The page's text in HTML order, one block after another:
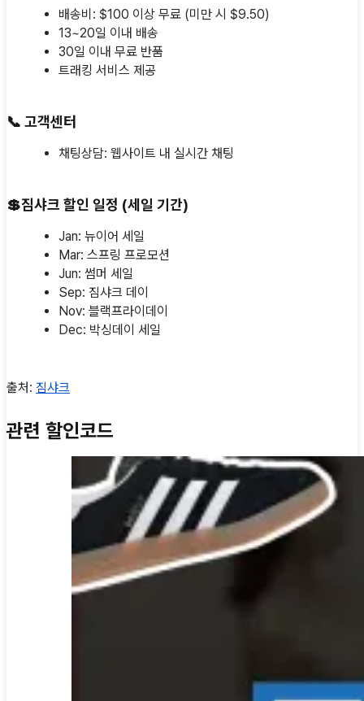
배송비: $100 이상 무료 (미만 시 $9.50)
13~20일 이내 배송
30일 이내 무료 반품
트래킹 서비스 제공
📞 고객센터
채팅상담: 웹사이트 내 실시간 채팅
💲짐샤크 할인 일정 (세일 기간)
Jan: 뉴이어 세일
Mar: 스프링 프로모션
Jun: 썸머 세일
Sep: 짐샤크 데이
Nov: 블랙프라이데이
Dec: 박싱데이 세일
출처: 짐샤크
관련 할인코드